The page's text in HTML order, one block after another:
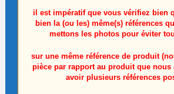
Interface De Connexion Des
Techwood VL32DL1301
il est impératif que vous vérifiez bien
bien la (ou les) même(s) références
mettons les photos pour éviter
sur une même référence de produit
pièce par rapport au produit que nous
avoir plusieurs références